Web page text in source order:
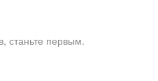
станьте первым.